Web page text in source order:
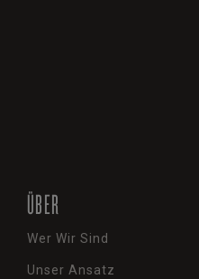
ÜBER
Wer Wir Sind
Unser Ansatz